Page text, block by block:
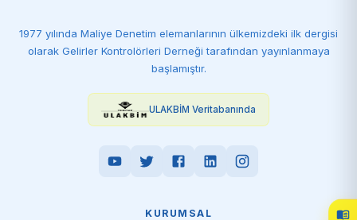
1977 yılında Maliye Denetim elemanlarının ülkemizdeki ilk dergisi
olarak Gelirler Kontrolörleri Derneği tarafından yayınlanmaya
başlamıştır.
ULAKBİM Veritabanında
KURUMSAL